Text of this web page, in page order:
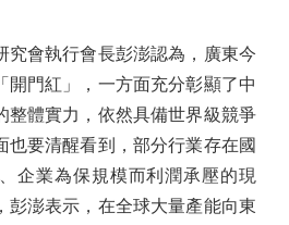
會執行會長彭澎認為，廣東今
開門紅」，一方面充分彰顯了中
整體實力，依然具備世界級競爭
也要清醒看到，部分行業存在國
企業為保規模而利潤承壓的現
彭澎表示，在全球大量產能向東